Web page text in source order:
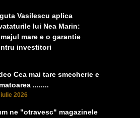
Vasilescu aplica
lui Nea Marin:
mare e o garantie
investitori
Cea mai tare smecherie e
........
2026
ne "otravesc" magazinele